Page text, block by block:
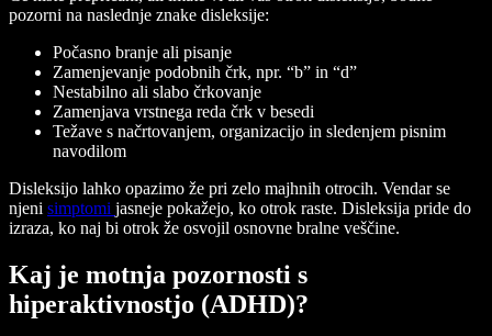
pozorni na naslednje znake disleksije:
Počasno branje ali pisanje
Zamenjevanje podobnih črk, npr. “b” in “d”
Nestabilno ali slabo črkovanje
Zamenjava vrstnega reda črk v besedi
Težave s načrtovanjem, organizacijo in sledenjem pisnim
navodilom
Disleksijo lahko opazimo že pri zelo majhnih otrocih. Vendar se
njeni simptomi jasneje pokažejo, ko otrok raste. Disleksija pride do
izraza, ko naj bi otrok že osvojil osnovne bralne veščine.
Kaj je motnja pozornosti s
hiperaktivnostjo (ADHD)?